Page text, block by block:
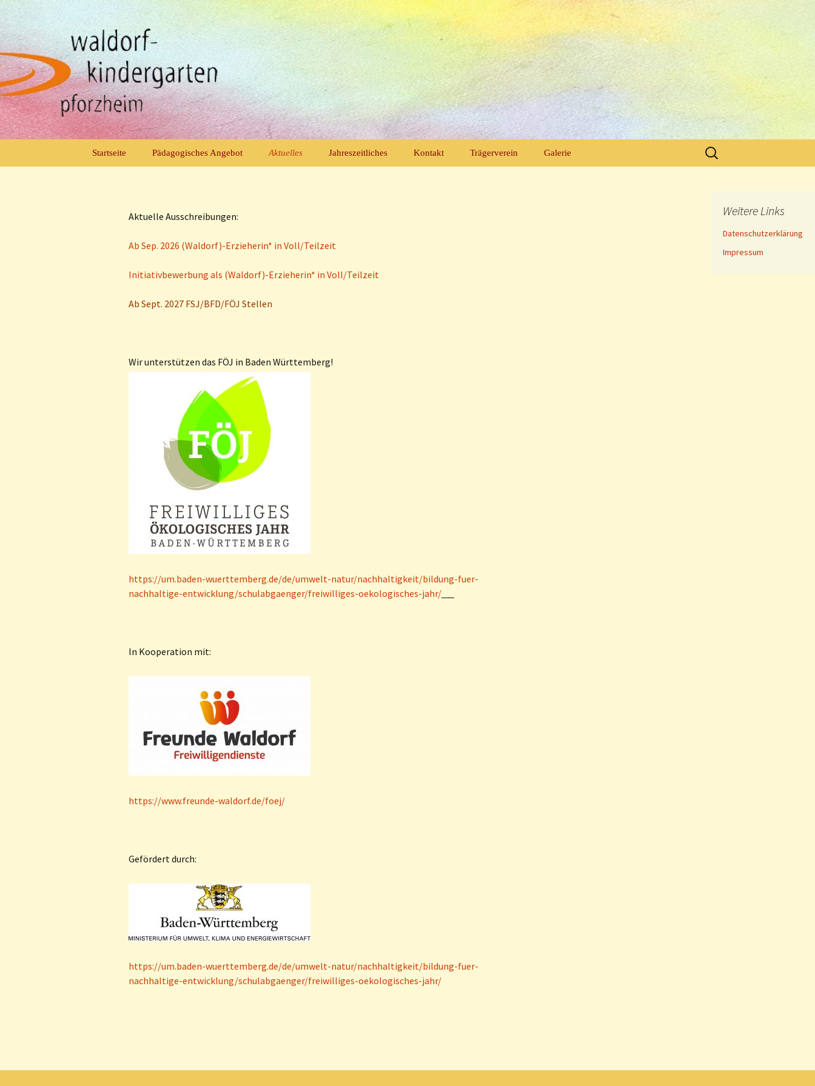
springen
Waldorfkindergarten
Startseite Pädagogisches Angebot
Vormittagsgruppen (VÖ)
Gartengruppe (VÖ)
Krippe
Aktuelles
Veranstaltungskalender
Jahreszeitliches Kontakt Trägerverein Galerie
Suchen
nach:
Aktuelle Ausschreibungen:
Ab Sep. 2026 (Waldorf)-Erzieherin* in Voll/Teilzeit
Initiativbewerbung als (Waldorf)-Erzieherin* in Voll/Teilzeit
Ab Sept. 2027 FSJ/BFD/FÖJ Stellen
Wir unterstützen das FÖJ in Baden Württemberg!
https://um.baden-wuerttemberg.de/de/umwelt-natur/nachhaltigkeit/bildung-fuer-
nachhaltige-entwicklung/schulabgaenger/freiwilliges-oekologisches-jahr/
In Kooperation mit:
https://www.freunde-waldorf.de/foej/
Gefördert durch:
https://um.baden-wuerttemberg.de/de/umwelt-natur/nachhaltigkeit/bildung-fuer-
nachhaltige-entwicklung/schulabgaenger/freiwilliges-oekologisches-jahr/
Weitere Links
Datenschutzerklärung
Impressum